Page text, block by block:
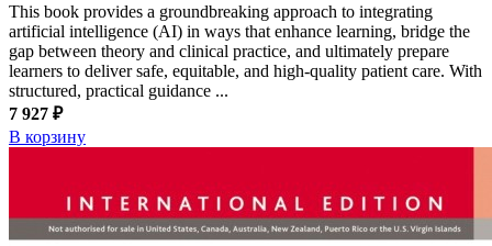
This book provides a groundbreaking approach to integrating
artificial intelligence (AI) in ways that enhance learning, bridge the
gap between theory and clinical practice, and ultimately prepare
learners to deliver safe, equitable, and high-quality patient care. With
structured, practical guidance ...
7 927 ₽
В корзину